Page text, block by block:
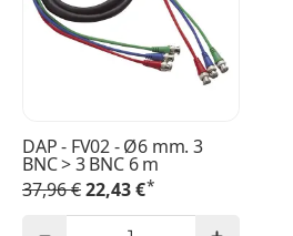
DAP - FV02 - Ø6 mm. 3
BNC > 3 BNC 6 m
37,96 €22,43 €*